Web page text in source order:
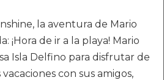
la aventura de Mario
¡Hora de ir a la playa! Mario
Isla Delfino para disfrutar de
con sus amigos,